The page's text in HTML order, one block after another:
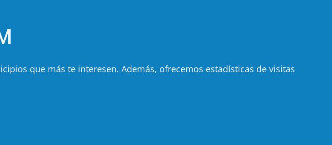
que más te interesen. Además, ofrecemos estadísticas de visitas